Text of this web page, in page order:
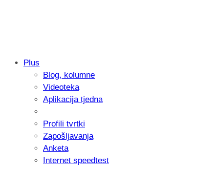
Samsung otkrio kako je nastajala
donijelo tanje i izdržljivije preklopne
Plus
Blog, kolumne
Videoteka
Aplikacija tjedna
Profili tvrtki
Zapošljavanja
Anketa
Internet speedtest